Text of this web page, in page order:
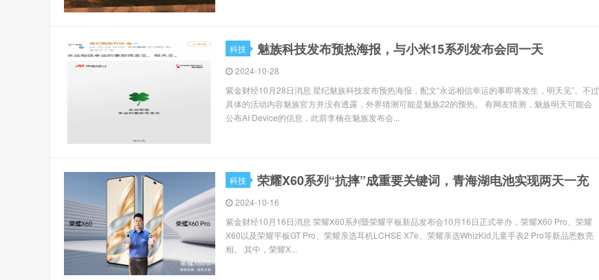
科技 魅族科技发布预热海报，与小米15系列发布会同一天
2024-10-28
紫金财经10月28日消息 星纪魅族科技发布预热海报，配文“永远相信幸运的事即将发生，明天见”。不过
具体的活动内容魅族官方并没有透露，外界猜测可能是魅族22的预热。 有网友猜测，魅族明天可能会
公布AI Device的信息，此前李楠在魅族发布会...
科技 荣耀X60系列“抗摔”成重要关键词，青海湖电池实现两天一充
2024-10-16
紫金财经10月16日消息 荣耀X60系列暨荣耀平板新品发布会10月16日正式举办，荣耀X60 Pro、荣耀
X60以及荣耀平板GT Pro、荣耀亲选耳机LCHSE X7e、荣耀亲选WhizKid儿童手表2 Pro等新品悉数亮
相。 其中，荣耀X...